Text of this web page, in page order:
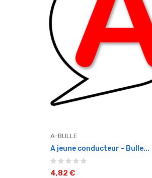
A-BULLE
A jeune conducteur - Bulle...
4,82 €